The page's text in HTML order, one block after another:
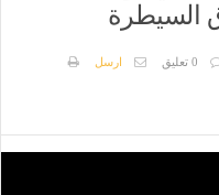
السيطرة
0 تعليق
ارسل